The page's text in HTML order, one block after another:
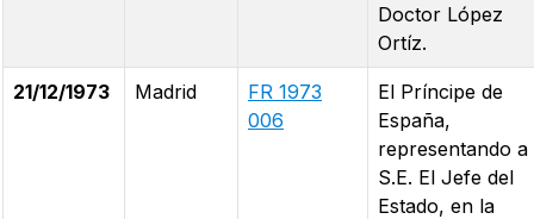
Doctor López
Ortíz.
21/12/1973 Madrid
FR 1973
006
El Príncipe de
España,
representando a
S.E. El Jefe del
Estado, en la